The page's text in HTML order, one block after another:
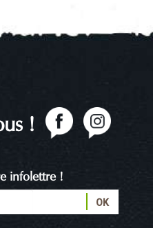
!
infolettre !